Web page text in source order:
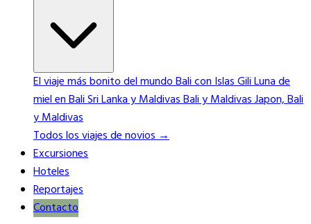
El viaje más bonito del mundoBali con Islas GiliLuna de
miel en BaliSri Lanka y MaldivasBali y MaldivasJapon, Bali
y Maldivas
Todos los viajes de novios →
Excursiones
Hoteles
Reportajes
Contacto